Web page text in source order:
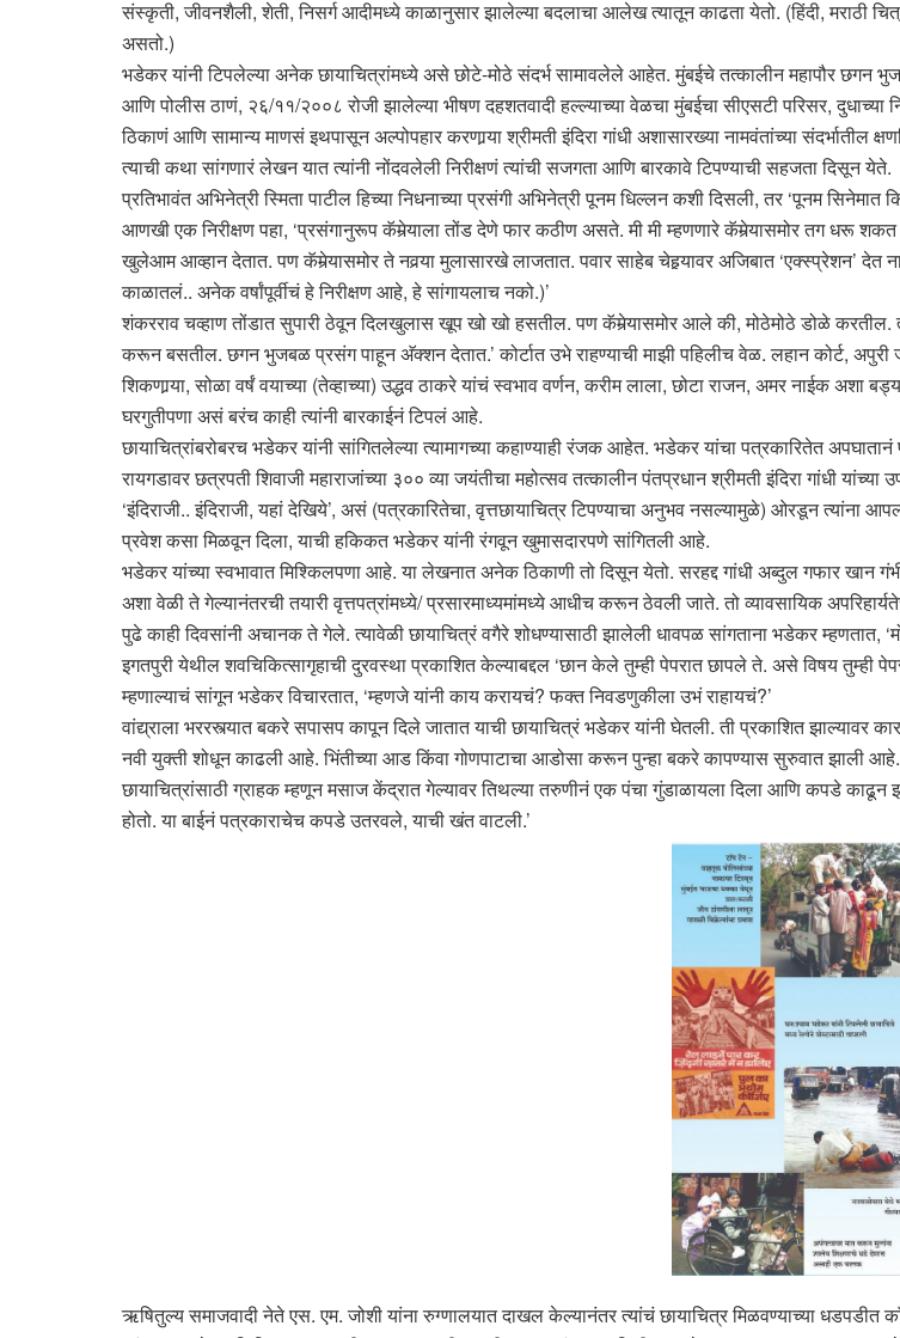
संस्कृती, जीवनशैली, शेती, निसर्ग आदीमध्ये काळानुसार झालेल्या बदलाचा आलेख त्यातून काढता येतो. (हिंदी, मराठी
असतो.)
भडेकर यांनी टिपलेल्या अनेक छायाचित्रांमध्ये असे छोटे-मोठे संदर्भ सामावलेले आहेत. मुंबईचे तत्कालीन महापौर छगन
आणि पोलीस ठाणं, २६/११/२००८ रोजी झालेल्या भीषण दहशतवादी हल्ल्याच्या वेळचा मुंबईचा सीएसटी परिसर, दुधाच्या
ठिकाणं आणि सामान्य माणसं इथपासून अल्पोपहार करणार्‍या श्रीमती इंदिरा गांधी अशासारख्या नामवंतांच्या संदर्भातील
त्याची कथा सांगणारं लेखन यात त्यांनी नोंदवलेली निरीक्षणं त्यांची सजगता आणि बारकावे टिपण्याची सहजता दिसून येते.
प्रतिभावंत अभिनेत्री स्मिता पाटील हिच्या निधनाच्या प्रसंगी अभिनेत्री पूनम धिल्लन कशी दिसली, तर ‘पूनम
आणखी एक निरीक्षण पहा, ‘प्रसंगानुरूप कॅमेर्‍याला तोंड देणे फार कठीण असते. मी मी म्हणणारे कॅमेर्‍यासमोर तग धरू
खुलेआम आव्हान देतात. पण कॅमेर्‍यासमोर ते नवर्‍या मुलासारखे लाजतात. पवार साहेब चेहर्‍यावर अजिबात ‘एक्स्प्रेशन’
काळातलं.. अनेक वर्षांपूर्वीचं हे निरीक्षण आहे, हे सांगायलाच नको.)’
शंकरराव चव्हाण तोंडात सुपारी ठेवून दिलखुलास खूप खो खो हसतील. पण कॅमेर्‍यासमोर आले की, मोठेमोठे डोळे करतील.
करून बसतील. छगन भुजबळ प्रसंग पाहून अ‍ॅक्शन देतात.’ कोर्टात उभे राहण्याची माझी पहिलीच वेळ. लहान कोर्ट,
शिकणार्‍या, सोळा वर्षं वयाच्या (तेव्हाच्या) उद्धव ठाकरे यांचं स्वभाव वर्णन, करीम लाला, छोटा राजन, अमर नाईक अशा
घरगुतीपणा असं बरंच काही त्यांनी बारकाईनं टिपलं आहे.
छायाचित्रांबरोबरच भडेकर यांनी सांगितलेल्या त्यामागच्या कहाण्याही रंजक आहेत. भडेकर यांचा पत्रकारितेत अपघातानं
रायगडावर छत्रपती शिवाजी महाराजांच्या ३०० व्या जयंतीचा महोत्सव तत्कालीन पंतप्रधान श्रीमती इंदिरा गांधी
‘इंदिराजी.. इंदिराजी, यहां देखिये’, असं (पत्रकारितेचा, वृत्तछायाचित्र टिपण्याचा अनुभव नसल्यामुळे) ओरडून त्यांना
प्रवेश कसा मिळवून दिला, याची हकिकत भडेकर यांनी रंगवून खुमासदारपणे सांगितली आहे.
भडेकर यांच्या स्वभावात मिश्किलपणा आहे. या लेखनात अनेक ठिकाणी तो दिसून येतो. सरहद्द गांधी अब्दुल गफार खान
अशा वेळी ते गेल्यानंतरची तयारी वृत्तपत्रांमध्ये/ प्रसारमाध्यमांमध्ये आधीच करून ठेवली जाते. तो व्यावसायिक
पुढे काही दिवसांनी अचानक ते गेले. त्यावेळी छायाचित्रं वगैरे शोधण्यासाठी झालेली धावपळ सांगताना भडेकर म्हणतात,
इगतपुरी येथील शवचिकित्सागृहाची दुरवस्था प्रकाशित केल्याबद्दल ‘छान केले तुम्ही पेपरात छापले ते. असे विषय
म्हणाल्याचं सांगून भडेकर विचारतात, ‘म्हणजे यांनी काय करायचं? फक्त निवडणुकीला उभं राहायचं?’
वांद्य्राला भररस्त्यात बकरे सपासप कापून दिले जातात याची छायाचित्रं भडेकर यांनी घेतली. ती प्रकाशित झाल्यावर
नवी युक्ती शोधून काढली आहे. भिंतीच्या आड किंवा गोणपाटाचा आडोसा करून पुन्हा बकरे कापण्यास सुरुवात झाली आहे.
छायाचित्रांसाठी ग्राहक म्हणून मसाज केंद्रात गेल्यावर तिथल्या तरुणीनं एक पंचा गुंडाळायला दिला आणि कपडे
होतो. या बाईनं पत्रकाराचेच कपडे उतरवले, याची खंत वाटली.’
ऋषितुल्य समाजवादी नेते एस. एम. जोशी यांना रुग्णालयात दाखल केल्यानंतर त्यांचं छायाचित्र मिळवण्याच्या